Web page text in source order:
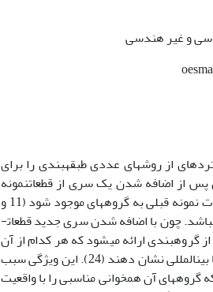
و غیر هندسی
از روش­های عددی طبقه­بندی را برای
یک روش طبقه­بندی پس از اضافه شدن یک سری از قطعات­نمونه
جدید ممکن است منجر به ایجاد تغییرات اساسی در تعداد گروه­ها و عضویت­پذیری قطعات ­نمونه قبلی به گروه­های موجود شود (11 و
34). این مسئله به عنوان یک رویکرد منفی در فرآیند طبقه­بندی جوامع گیاهی مطرح می­باشد. چون با اضافه شدن سری جدید قطعات­
از گروه­بندی ارائه می­شود که هر کدام از آن
ممکن است تشابه اندکی با گروه­های گیاهی استاندارد (تایید شده) در سطح منطقه­ای یا بین­المللی نشان دهند (24). این ویژگی سبب
آن همخوانی مناسبی را با واقعیت